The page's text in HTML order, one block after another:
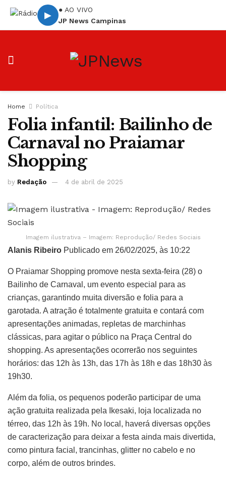
▶
● AO VIVO
JP News Campinas
Home Política
Folia infantil: Bailinho de
Carnaval no Praiamar
Shopping
by Redação 4 de abril de 2025
Imagem ilustrativa – Imagem: Reprodução/ Redes Sociais
Alanis Ribeiro Publicado em 26/02/2025, às 10:22
O Praiamar Shopping promove nesta sexta-feira (28) o
Bailinho de Carnaval, um evento especial para as
crianças, garantindo muita diversão e folia para a
garotada. A atração é totalmente gratuita e contará com
apresentações animadas, repletas de marchinhas
clássicas, para agitar o público na Praça Central do
shopping. As apresentações ocorrerão nos seguintes
horários: das 12h às 13h, das 17h às 18h e das 18h30 às
19h30.
Além da folia, os pequenos poderão participar de uma
ação gratuita realizada pela Ikesaki, loja localizada no
térreo, das 12h às 19h. No local, haverá diversas opções
de caracterização para deixar a festa ainda mais divertida,
como pintura facial, trancinhas, glitter no cabelo e no
corpo, além de outros brindes.